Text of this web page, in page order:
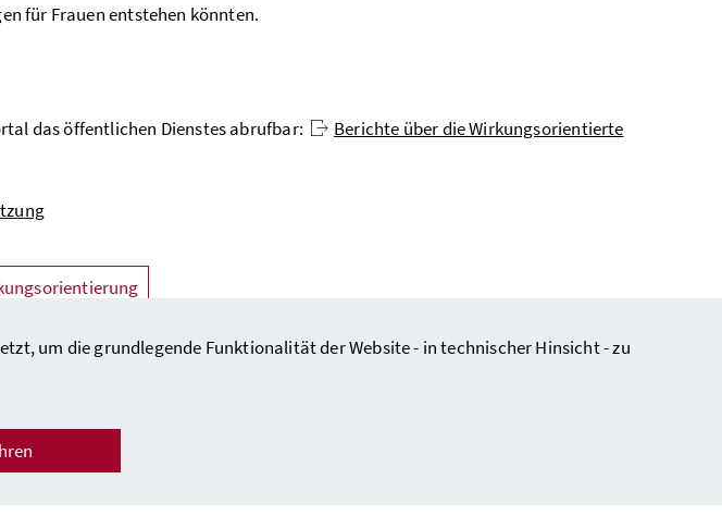
um die grundlegende Funktionalität der Website - in technischer Hinsicht - zu
für Frauen entstehen könnten.
das öffentlichen Dienstes abrufbar:
Berichte über die Wirkungsorientierte